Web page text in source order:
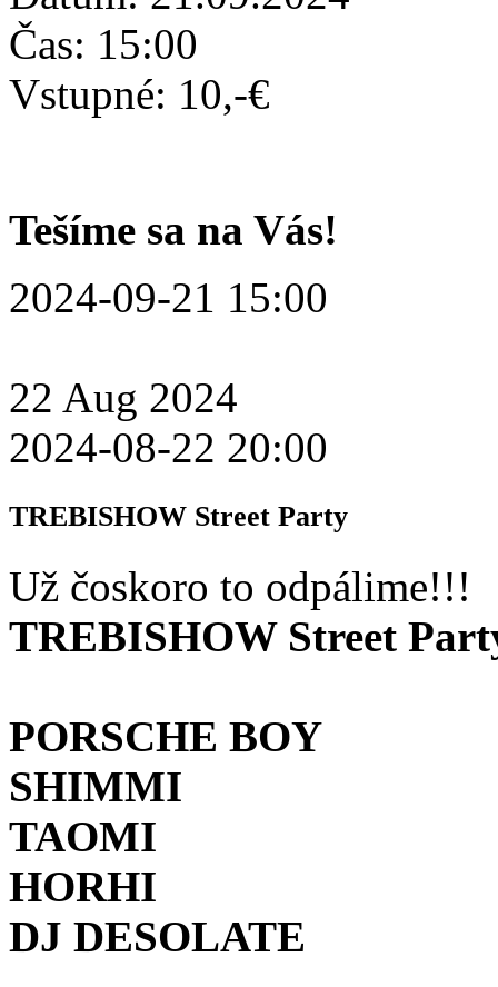
Čas: 15:00
Vstupné: 10,-€
Tešíme sa na Vás!
2024-09-21 15:00
22 Aug 2024
2024-08-22 20:00
TREBISHOW Street Party
Už čoskoro to odpálime!!!
TREBISHOW Street
PORSCHE BOY
SHIMMI
TAOMI
HORHI
DJ DESOLATE